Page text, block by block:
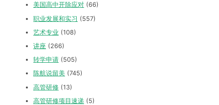
美国高中开除应对 (66)
职业发展和实习 (557)
艺术专业 (108)
讲座 (266)
转学申请 (505)
陈航说留美 (745)
高管研修 (13)
高管研修项目速递 (5)